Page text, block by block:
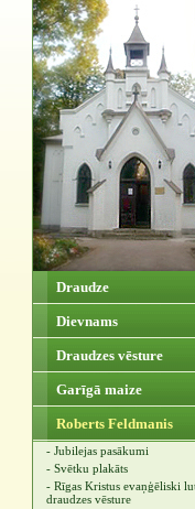
Draudze
Dievnams
Draudzes vēsture
Garīgā maize
Roberts Feldmanis
- Jubilejas pasākumi
- Svētku plakāts
- Rīgas Kristus evaņģēliski
draudzes vēsture